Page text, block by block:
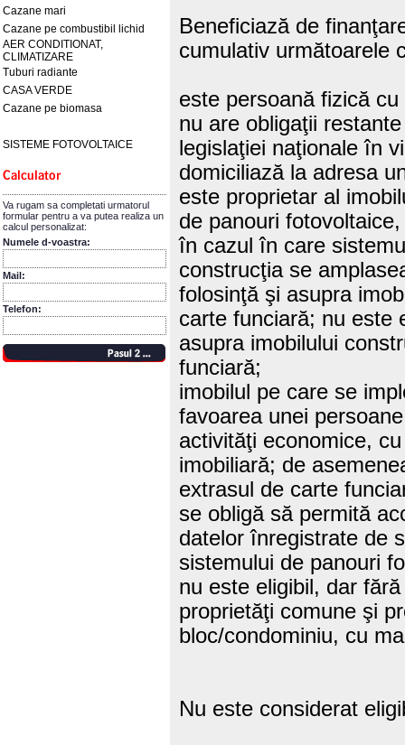
Cazane mari
Cazane pe combustibil lichid
AER CONDITIONAT,
CLIMATIZARE
Tuburi radiante
CASA VERDE
Cazane pe biomasa
SISTEME FOTOVOLTAICE
Va rugam sa completati urmatorul
formular pentru a va putea realiza un
calcul personalizat:
Numele d-voastra:
Mail:
Telefon:
Beneficiază de
cumulativ următoarele
este persoană fizică
nu are obligaţii
legislaţiei naţionale în
domiciliază la adresa
este proprietar al
de panouri
în cazul în care
construcţia se
folosinţă şi asupra
carte funciară; nu este
asupra imobilului
funciară;
imobilul pe care se
favoarea unei
activităţi economice,
imobiliară; de
extrasul de carte
se obligă să permită
datelor înregistrate de
sistemului de panouri
nu este eligibil, dar
proprietăţi comune şi
bloc/condominiu, cu
Nu este considerat